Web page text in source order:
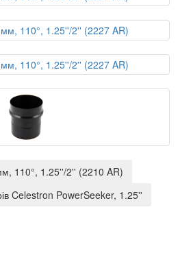
110°, 1.25''/2'' (2210 AR)
Celestron PowerSeeker, 1.25''